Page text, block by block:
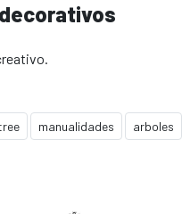
manualidades arboles